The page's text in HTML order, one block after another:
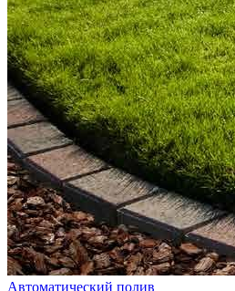
Автоматический полив